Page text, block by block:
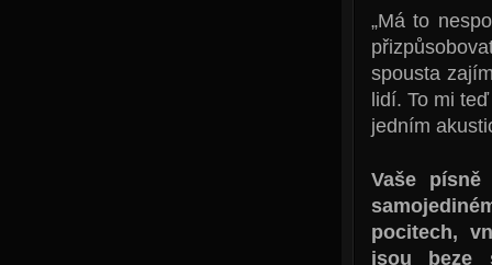
„Má to
spousta
lidí. To mi
jedním
Vaše
pocitech,
jsou beze